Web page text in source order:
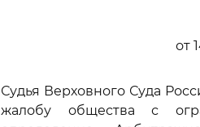
от
Судья Верховного Суда
жалобу общества с